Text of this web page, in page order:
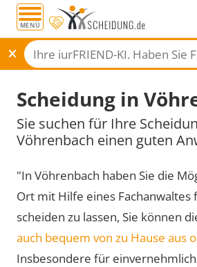
MENÜ
Scheidung in
Sie suchen für Ihre
Vöhrenbach einen guten
"In Vöhrenbach haben Sie die
Ort mit Hilfe eines
scheiden zu lassen, Sie können
auch bequem von zu Hause aus
Insbesondere für